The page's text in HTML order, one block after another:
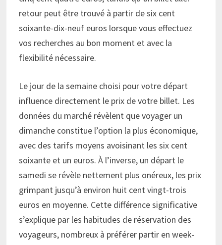
retour peut être trouvé à partir de six cent
soixante-dix-neuf euros lorsque vous effectuez
vos recherches au bon moment et avec la
flexibilité nécessaire.
Le jour de la semaine choisi pour votre départ
influence directement le prix de votre billet. Les
données du marché révèlent que voyager un
dimanche constitue l’option la plus économique,
avec des tarifs moyens avoisinant les six cent
soixante et un euros. À l’inverse, un départ le
samedi se révèle nettement plus onéreux, les prix
grimpant jusqu’à environ huit cent vingt-trois
euros en moyenne. Cette différence significative
s’explique par les habitudes de réservation des
voyageurs, nombreux à préférer partir en week-